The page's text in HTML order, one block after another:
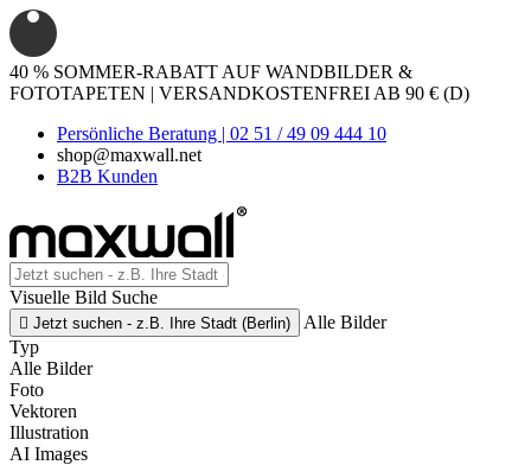
40 % SOMMER-RABATT AUF WANDBILDER &
FOTOTAPETEN | VERSANDKOSTENFREI AB 90 € (D)
Persönliche Beratung | 02 51 / 49 09 444 10
shop@maxwall.net
B2B Kunden
Visuelle Bild Suche
 Jetzt suchen - z.B. Ihre Stadt (Berlin)
Alle Bilder
Typ
Alle Bilder
Foto
Vektoren
Illustration
AI Images